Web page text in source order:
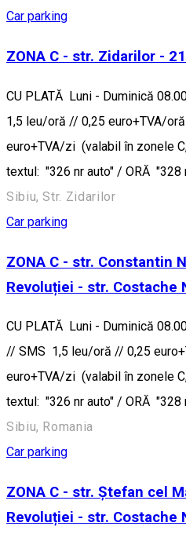
Car parking
ZONA C - str. Zidarilor -
CU PLATĂ Luni - Duminică
1,5 leu/oră // 0,25 euro+TVA/
euro+TVA/zi (valabil în zonele
textul: "326 nr auto" / ORĂ "328
Sibiu, Str. Zidarilor
Car parking
ZONA C - str. Constantin
Revoluției - str. Costache
CU PLATĂ Luni - Duminică
// SMS 1,5 leu/oră // 0,25
euro+TVA/zi (valabil în zonele
textul: "326 nr auto" / ORĂ "328
Sibiu, Romania
Car parking
ZONA C - str. Ștefan cel
Revoluției - str. Costache